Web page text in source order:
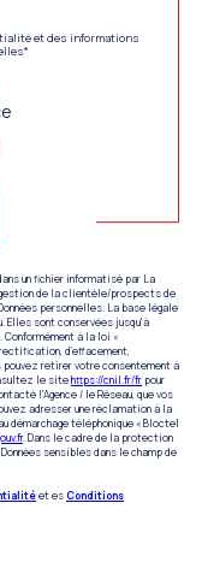
et des informations
un fichier informatisé par La
de la clientèle/prospects de
personnelles. La base légale
Elles sont conservées jusqu'à
Conformément à la loi «
d’effacement,
retirer votre consentement à
le sitehttps://cnil.fr/fr pour
l'Agence / le Réseau, que vos
adresser une réclamation à la
démarchage téléphonique « Bloctel
. Dans le cadre de la protection
sensibles dans le champ de
et esConditions